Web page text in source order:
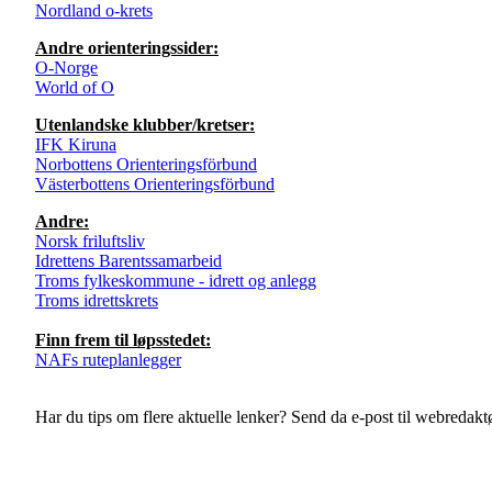
Nordland o-krets
Andre orienteringssider:
O-Norge
World of O
Utenlandske klubber/kretser:
IFK Kiruna
Norbottens Orienteringsförbund
Västerbottens Orienteringsförbund
Andre:
Norsk friluftsliv
Idrettens Barentssamarbeid
Troms fylkeskommune - idrett og anlegg
Troms idrettskrets
Finn frem til løpsstedet:
NAFs ruteplanlegger
Har du tips om flere aktuelle lenker? Send da e-post til